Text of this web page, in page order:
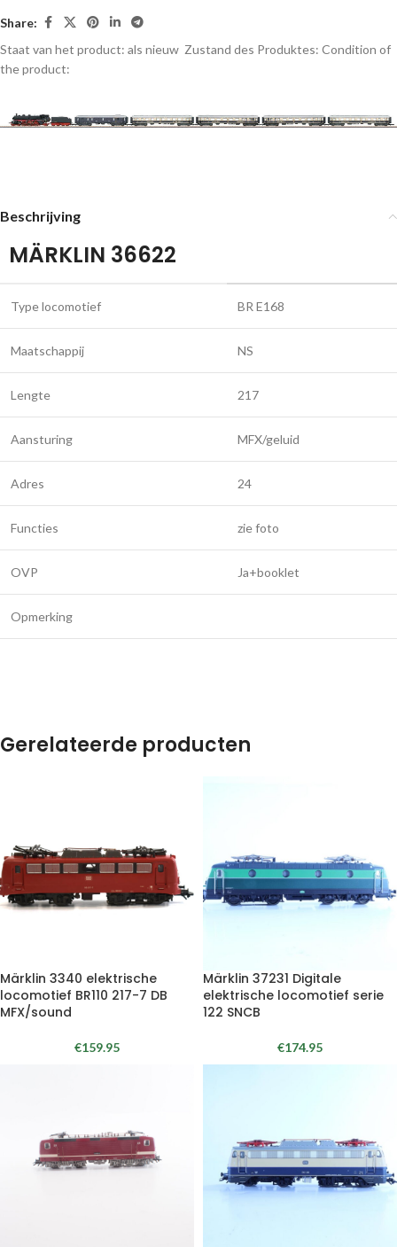
Share:
Staat van het product: als nieuw Zustand des Produktes: Condition of
the product:
Beschrijving
MÄRKLIN 36622
Type locomotief BR E168
Maatschappij NS
Lengte 217
Aansturing MFX/geluid
Adres 24
Functies zie foto
OVP Ja+booklet
Opmerking
Gerelateerde producten
Märklin 3340 elektrische
locomotief BR110 217-7 DB
MFX/sound
€159.95
Märklin 37231 Digitale
elektrische locomotief serie
122 SNCB
€174.95